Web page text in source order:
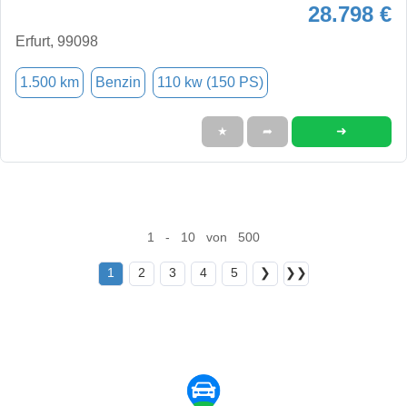
28.798 €
Erfurt, 99098
1.500 km Benzin 110 kw (150 PS)
★ ➦ ➜
1 - 10 von 500
1 2 3 4 5 ❯ ❯❯